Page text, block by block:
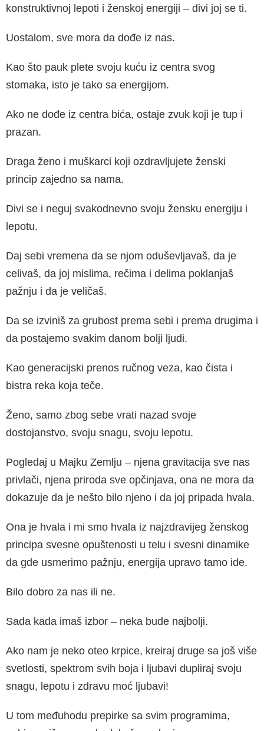
konstruktivnoj lepoti i ženskoj energiji – divi joj se ti.
Uostalom, sve mora da dođe iz nas.
Kao što pauk plete svoju kuću iz centra svog
stomaka, isto je tako sa energijom.
Ako ne dođe iz centra bića, ostaje zvuk koji je tup i
prazan.
Draga ženo i muškarci koji ozdravljujete ženski
princip zajedno sa nama.
Divi se i neguj svakodnevno svoju žensku energiju i
lepotu.
Daj sebi vremena da se njom oduševljavaš, da je
celivaš, da joj mislima, rečima i delima poklanjaš
pažnju i da je veličaš.
Da se izviniš za grubost prema sebi i prema drugima i
da postajemo svakim danom bolji ljudi.
Kao generacijski prenos ručnog veza, kao čista i
bistra reka koja teče.
Ženo, samo zbog sebe vrati nazad svoje
dostojanstvo, svoju snagu, svoju lepotu.
Pogledaj u Majku Zemlju – njena gravitacija sve nas
privlači, njena priroda sve opčinjava, ona ne mora da
dokazuje da je nešto bilo njeno i da joj pripada hvala.
Ona je hvala i mi smo hvala iz najzdravijeg ženskog
principa svesne opuštenosti u telu i svesni dinamike
da gde usmerimo pažnju, energija upravo tamo ide.
Bilo dobro za nas ili ne.
Sada kada imaš izbor – neka bude najbolji.
Ako nam je neko oteo krpice, kreiraj druge sa još više
svetlosti, spektrom svih boja i ljubavi dupliraj svoju
snagu, lepotu i zdravu moć ljubavi!
U tom međuhodu prepirke sa svim programima,